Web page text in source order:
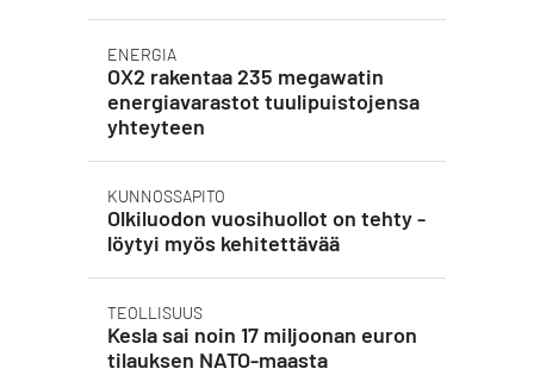
ENERGIA
OX2 rakentaa 235 megawatin
energiavarastot tuulipuistojensa
yhteyteen
KUNNOSSAPITO
Olkiluodon vuosihuollot on tehty -
löytyi myös kehitettävää
TEOLLISUUS
Kesla sai noin 17 miljoonan euron
tilauksen NATO-maasta